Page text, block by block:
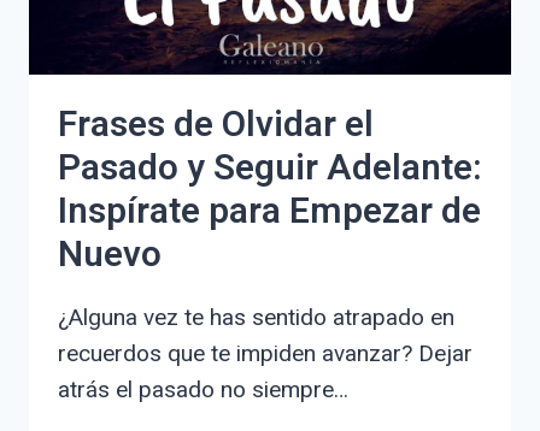
Frases de Olvidar el
Pasado y Seguir Adelante:
Inspírate para Empezar de
Nuevo
¿Alguna vez te has sentido atrapado en
recuerdos que te impiden avanzar? Dejar
atrás el pasado no siempre…